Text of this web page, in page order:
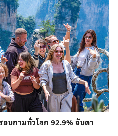
บถามทั่วโลก 92.9% จับตา